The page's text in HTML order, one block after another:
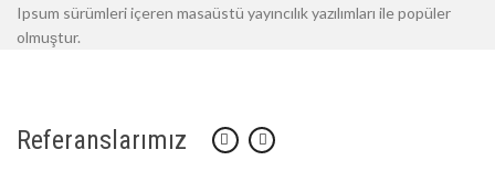
Ipsum sürümleri içeren masaüstü yayıncılık yazılımları ile popüler
olmuştur.
Referanslarımız